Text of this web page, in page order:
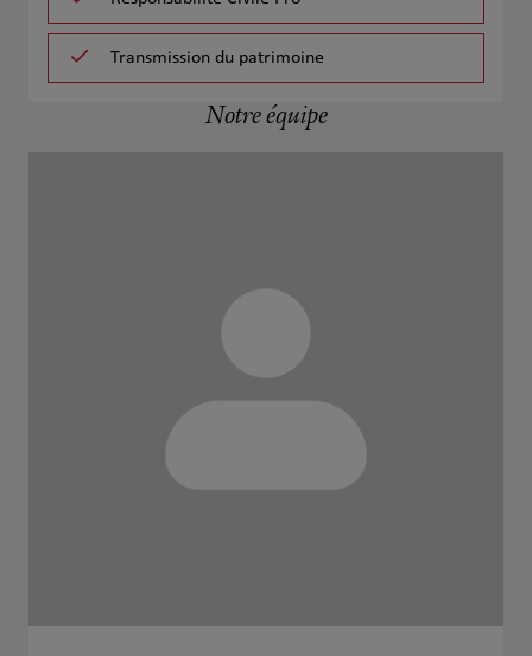
Transmission du patrimoine
Notre équipe